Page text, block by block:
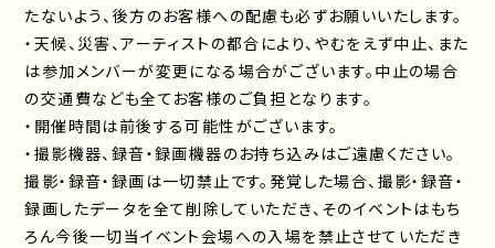
たないよう、後方のお客様への配慮も必ずお願いいたします。
・天候、災害、アーティストの都合により、やむをえず中止、また
は参加メンバーが変更になる場合がございます。中止の場合
の交通費なども全てお客様のご負担となります。
・開催時間は前後する可能性がございます。
・撮影機器、録音・録画機器のお持ち込みはご遠慮ください。
撮影・録音・録画は一切禁止です。発覚した場合、撮影・録音・
録画したデータを全て削除していただき、そのイベントはもち
ろん今後一切当イベント会場への入場を禁止させていただき